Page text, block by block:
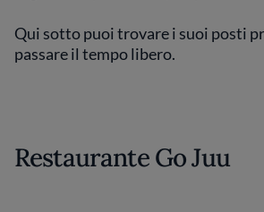
Qui sotto puoi trovare i suoi posti
passare il tempo libero.
Restaurante Go Juu